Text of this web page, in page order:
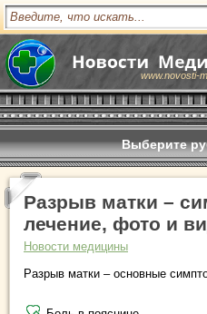
www.novosti-
Выберите
Разрыв матки –
лечение, фото и
Новости медицины
Разрыв матки – основные